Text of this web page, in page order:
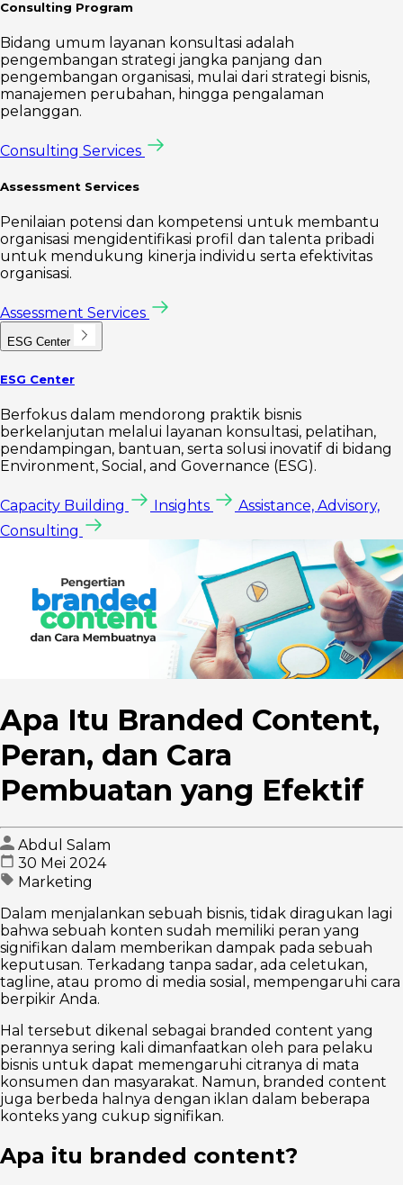
Consulting Program
Bidang umum layanan konsultasi adalah
pengembangan strategi jangka panjang dan
pengembangan organisasi, mulai dari strategi bisnis,
manajemen perubahan, hingga pengalaman
pelanggan.
Consulting Services
Assessment Services
Penilaian potensi dan kompetensi untuk membantu
organisasi mengidentifikasi profil dan talenta pribadi
untuk mendukung kinerja individu serta efektivitas
organisasi.
Assessment Services
ESG Center
ESG Center
Berfokus dalam mendorong praktik bisnis
berkelanjutan melalui layanan konsultasi, pelatihan,
pendampingan, bantuan, serta solusi inovatif di bidang
Environment, Social, and Governance (ESG).
Capacity Building Insights
Assistance, Advisory,
Consulting
Apa Itu Branded Content,
Peran, dan Cara
Pembuatan yang Efektif
Abdul Salam
30 Mei 2024
Marketing
Dalam menjalankan sebuah bisnis, tidak diragukan lagi
bahwa sebuah konten sudah memiliki peran yang
signifikan dalam memberikan dampak pada sebuah
keputusan. Terkadang tanpa sadar, ada celetukan,
tagline, atau promo di media sosial, mempengaruhi cara
berpikir Anda.
Hal tersebut dikenal sebagai branded content yang
perannya sering kali dimanfaatkan oleh para pelaku
bisnis untuk dapat memengaruhi citranya di mata
konsumen dan masyarakat. Namun, branded content
juga berbeda halnya dengan iklan dalam beberapa
konteks yang cukup signifikan.
Apa itu branded content?